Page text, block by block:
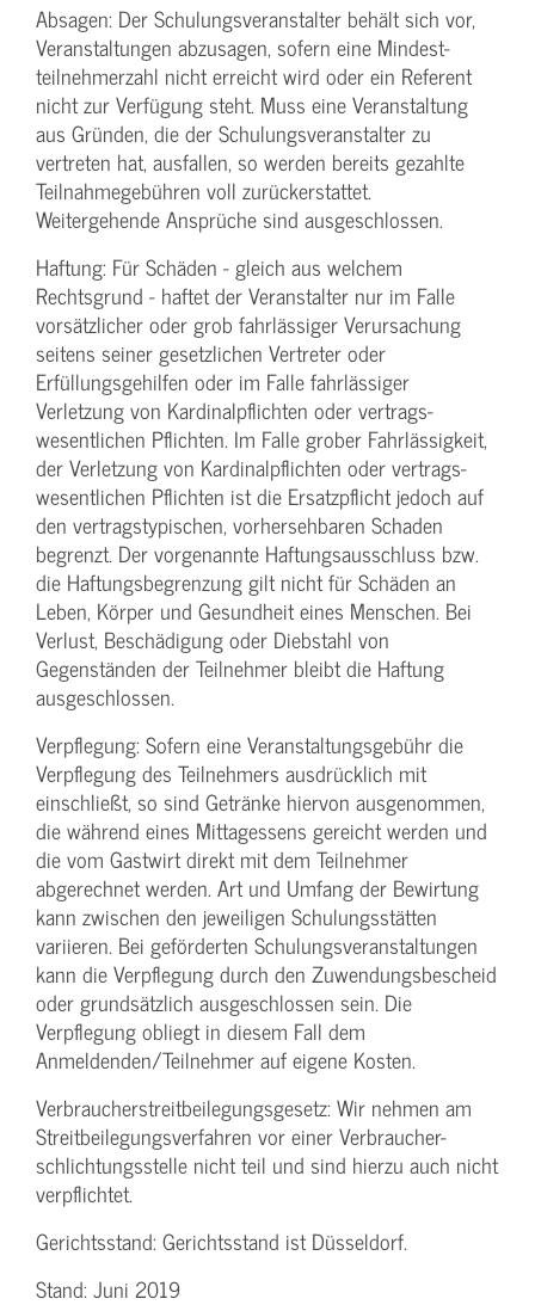
Absagen: Der Schulungs­veranstalter behält sich vor,
Veranstaltungen abzusagen, sofern eine Mindest­
teilnehmerzahl nicht erreicht wird oder ein Referent
nicht zur Verfügung steht. Muss eine Veranstaltung
aus Gründen, die der Schulungs­veranstalter zu
vertreten hat, ausfallen, so werden bereits gezahlte
Teilnahme­gebühren voll zurückerstattet.
Weitergehende Ansprüche sind ausgeschlossen.
Haftung: Für Schäden - gleich aus welchem
Rechtsgrund - haftet der Veranstalter nur im Falle
vorsätzlicher oder grob fahrlässiger Verursachung
seitens seiner gesetzlichen Vertreter oder
Erfüllungsgehilfen oder im Falle fahrlässiger
Verletzung von Kardinalpflichten oder vertrags­
wesentlichen Pflichten. Im Falle grober Fahrlässigkeit,
der Verletzung von Kardinalpflichten oder vertrags­
wesentlichen Pflichten ist die Ersatzpflicht jedoch auf
den vertragstypischen, vorhersehbaren Schaden
begrenzt. Der vorgenannte Haftungs­ausschluss bzw.
die Haftungs­begrenzung gilt nicht für Schäden an
Leben, Körper und Gesundheit eines Menschen. Bei
Verlust, Beschädigung oder Diebstahl von
Gegenständen der Teilnehmer bleibt die Haftung
ausgeschlossen.
Verpflegung: Sofern eine Veranstaltungs­gebühr die
Verpflegung des Teilnehmers ausdrücklich mit
einschließt, so sind Getränke hiervon ausgenommen,
die während eines Mittagessens gereicht werden und
die vom Gastwirt direkt mit dem Teilnehmer
abgerechnet werden. Art und Umfang der Bewirtung
kann zwischen den jeweiligen Schulungsstätten
variieren. Bei geförderten Schulungs­veranstaltungen
kann die Verpflegung durch den Zuwendungs­bescheid
oder grundsätzlich ausgeschlossen sein. Die
Verpflegung obliegt in diesem Fall dem
Anmeldenden/­Teilnehmer auf eigene Kosten.
Verbraucher­streitbeilegungs­gesetz: Wir nehmen am
Streit­beilegungs­verfahren vor einer Verbraucher­
schlichtungs­stelle nicht teil und sind hierzu auch nicht
verpflichtet.
Gerichtsstand: Gerichtsstand ist Düsseldorf.
Stand: Juni 2019